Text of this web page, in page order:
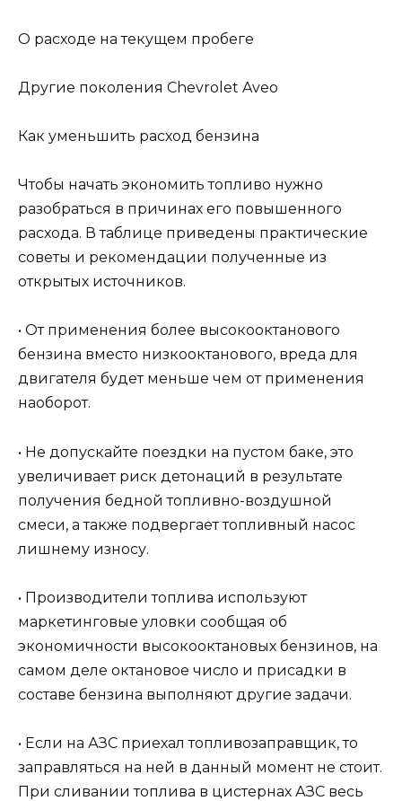
О расходе на текущем пробеге
Другие поколения Chevrolet Aveo
Как уменьшить расход бензина
Чтобы начать экономить топливо нужно
разобраться в причинах его повышенного
расхода. В таблице приведены практические
советы и рекомендации полученные из
открытых источников.
• От применения более высокооктанового
бензина вместо низкооктанового, вреда для
двигателя будет меньше чем от применения
наоборот.
• Не допускайте поездки на пустом баке, это
увеличивает риск детонаций в результате
получения бедной топливно-воздушной
смеси, а также подвергает топливный насос
лишнему износу.
• Производители топлива используют
маркетинговые уловки сообщая об
экономичности высокооктановых бензинов, на
самом деле октановое число и присадки в
составе бензина выполняют другие задачи.
• Если на АЗС приехал топливозаправщик, то
заправляться на ней в данный момент не стоит.
При сливании топлива в цистернах АЗС весь